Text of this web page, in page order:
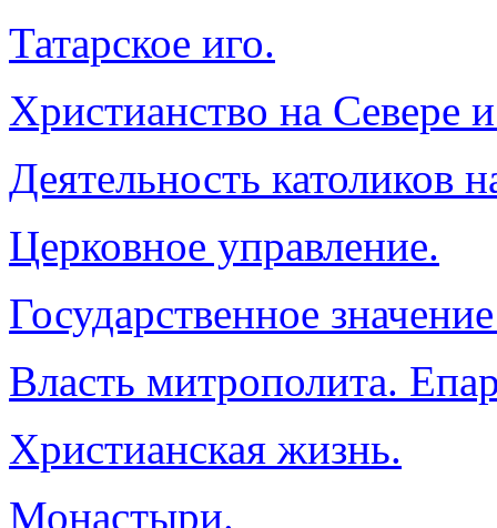
Татарское иго.
Христианство на Севере
Деятельность католиков
Церковное управление.
Государственное
Власть митрополита.
Христианская жизнь.
Монастыри.